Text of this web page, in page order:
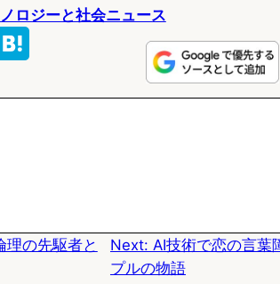
ロジーと社会ニュース
理の先駆者と
Next: AI技術で恋の言葉
プルの物語